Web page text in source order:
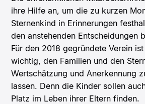
ihre Hilfe an, um die zu kurzen
Sternenkind in Erinnerungen
den anstehenden Entscheidungen
Für den 2018 gegründete Verein
wichtig, den Familien und den
Wertschätzung und Anerkennung
lassen. Denn die Kinder sollen
Platz im Leben ihrer Eltern finden.